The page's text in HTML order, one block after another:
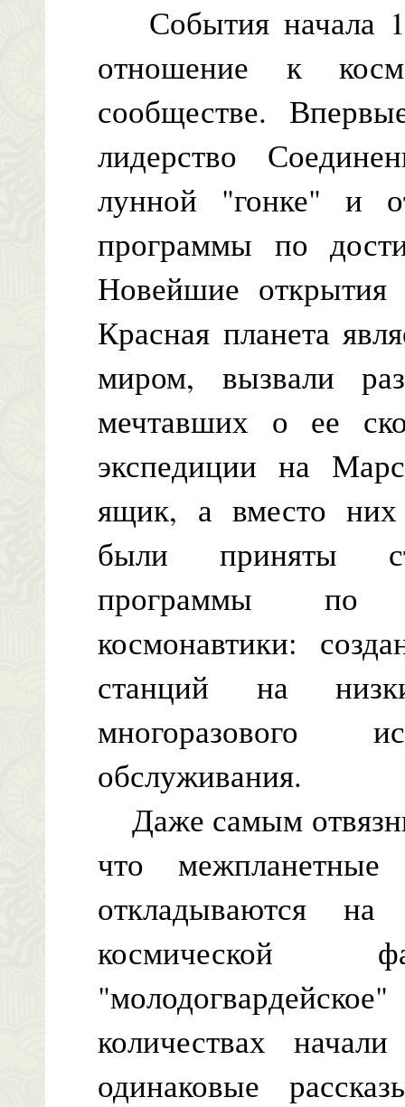
События начала
отношение к
сообществе.
лидерство
лунной "гонке" и
программы по
Новейшие
Красная планета
миром, вызвали
мечтавших о ее
экспедиции на
ящик, а вместо них
были приняты
программы по
космонавтики:
станций на
многоразового
обслуживания.
Даже самым
что
откладываются
космической
количествах
одинаковые